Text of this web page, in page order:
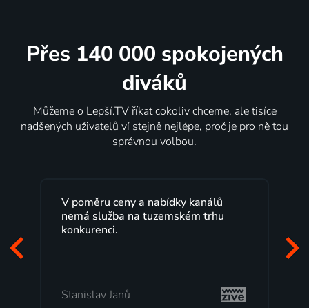
Přes 140 000 spokojených
diváků
Můžeme o Lepší.TV říkat cokoliv chceme, ale tisíce
nadšených uživatelů ví stejně nejlépe, proč je pro ně tou
správnou volbou.
V poměru ceny a nabídky kanálů
nemá služba na tuzemském trhu
konkurenci.
Stanislav Janů
mi